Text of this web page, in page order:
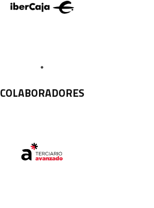
COLABORADORES